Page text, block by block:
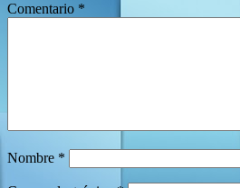
Comentario *
Nombre *